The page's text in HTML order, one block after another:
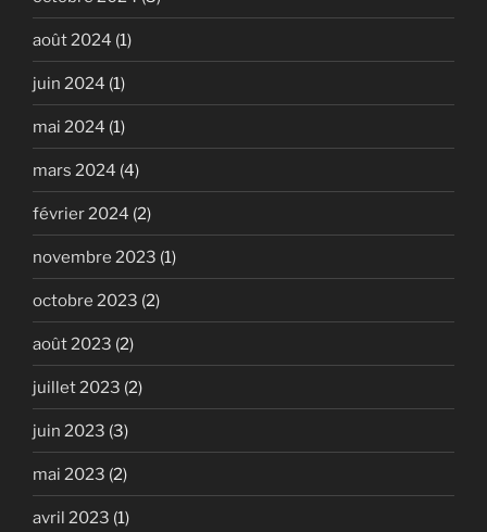
août 2024 (1)
juin 2024 (1)
mai 2024 (1)
mars 2024 (4)
février 2024 (2)
novembre 2023 (1)
octobre 2023 (2)
août 2023 (2)
juillet 2023 (2)
juin 2023 (3)
mai 2023 (2)
avril 2023 (1)